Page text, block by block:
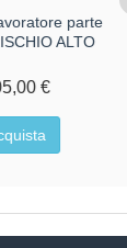
parte
ALTO
€